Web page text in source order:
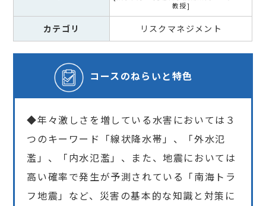
教授
カテゴリ リスクマネジメント
コースのねらいと特色
◆年々激しさを増している水害においては３
つのキーワード「線状降水帯」、「外水氾
濫」、「内水氾濫」、また、地震においては
高い確率で発生が予測されている「南海トラ
フ地震」など、災害の基本的な知識と対策に